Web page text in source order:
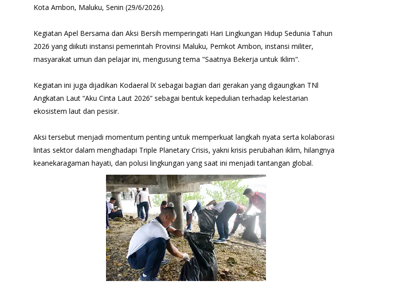
Kota Ambon, Maluku, Senin (29/6/2026).
Kegiatan Apel Bersama dan Aksi Bersih memperingati Hari Lingkungan Hidup Sedunia Tahun
2026 yang diikuti instansi pemerintah Provinsi Maluku, Pemkot Ambon, instansi militer,
masyarakat umun dan pelajar ini, mengusung tema "Saatnya Bekerja untuk Iklim".
Kegiatan ini juga dijadikan Kodaeral lX sebagai bagian dari gerakan yang digaungkan TNl
Angkatan Laut “Aku Cinta Laut 2026” sebagai bentuk kepedulian terhadap kelestarian
ekosistem laut dan pesisir.
Aksi tersebut menjadi momentum penting untuk memperkuat langkah nyata serta kolaborasi
lintas sektor dalam menghadapi Triple Planetary Crisis, yakni krisis perubahan iklim, hilangnya
keanekaragaman hayati, dan polusi lingkungan yang saat ini menjadi tantangan global.